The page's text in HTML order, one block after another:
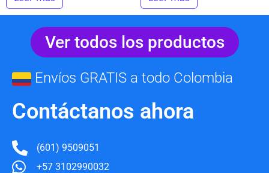
Ver todos los productos
Envíos GRATIS a todo Colombia
Contáctanos ahora
(601) 9509051
+57 3102990032